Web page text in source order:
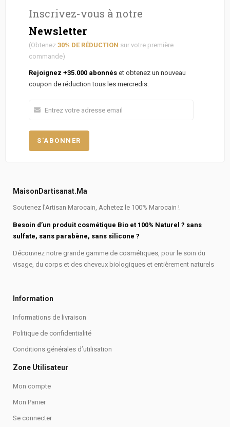
Inscrivez-vous à notre
Newsletter
(Obtenez 30% DE RÉDUCTION sur votre première
commande)
Rejoignez +35.000 abonnés et obtenez un nouveau
coupon de réduction tous les mercredis.
MaisonDartisanat.ma
Soutenez l’Artisan Marocain, Achetez le 100% Marocain !
Besoin d’un produit cosmétique Bio et 100% Naturel ? sans
sulfate, sans parabène, sans silicone ?
Découvrez notre grande gamme de cosmétiques, pour le soin du
visage, du corps et des cheveux biologiques et entièrement naturels
Information
Informations de livraison
Politique de confidentialité
Conditions générales d’utilisation
Zone Utilisateur
Mon compte
Mon Panier
Se connecter